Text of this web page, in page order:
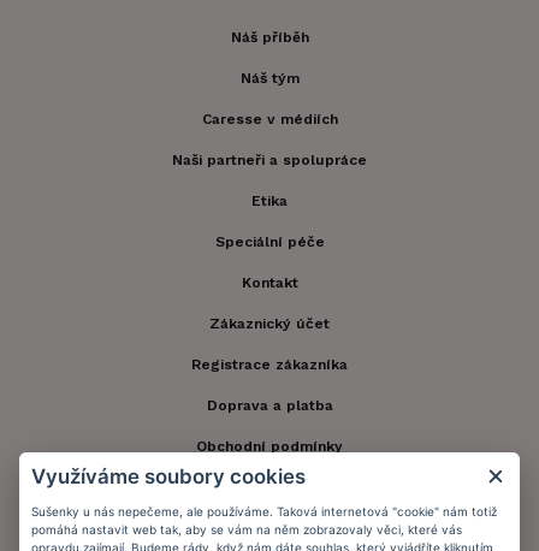
Náš příběh
Náš tým
Caresse v médiích
Naši partneři a spolupráce
Etika
Speciální péče
Kontakt
Zákaznický účet
Registrace zákazníka
Doprava a platba
Obchodní podmínky
Ochrana osobních údajů
Informační memorandum
Využíváme soubory cookies
Sušenky u nás nepečeme, ale používáme. Taková internetová "cookie" nám totiž
pomáhá nastavit web tak, aby se vám na něm zobrazovaly věci, které vás
opravdu zajímají. Budeme rády, když nám dáte souhlas, který vyjádříte kliknutím